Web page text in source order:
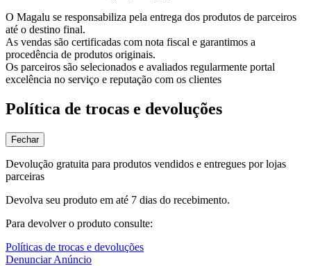
O Magalu se responsabiliza pela entrega dos produtos de parceiros
até o destino final.
As vendas são certificadas com nota fiscal e garantimos a
procedência de produtos originais.
Os parceiros são selecionados e avaliados regularmente portal
excelência no serviço e reputação com os clientes
Política de trocas e devoluções
Fechar
Devolução gratuita para produtos vendidos e entregues por lojas
parceiras
Devolva seu produto em até 7 dias do recebimento.
Para devolver o produto consulte:
Políticas de trocas e devoluções
Denunciar Anúncio